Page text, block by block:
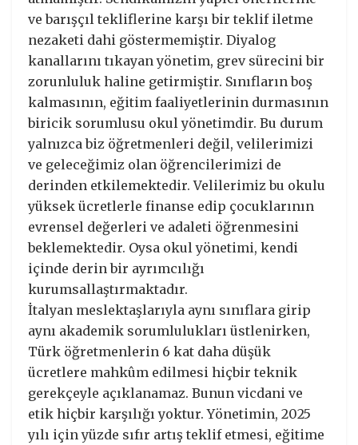
ve barışçıl tekliflerine karşı bir teklif iletme
nezaketi dahi göstermemiştir. Diyalog
kanallarını tıkayan yönetim, grev sürecini bir
zorunluluk haline getirmiştir. Sınıfların boş
kalmasının, eğitim faaliyetlerinin durmasının
biricik sorumlusu okul yönetimdir. Bu durum
yalnızca biz öğretmenleri değil, velilerimizi
ve geleceğimiz olan öğrencilerimizi de
derinden etkilemektedir. Velilerimiz bu okulu
yüksek ücretlerle finanse edip çocuklarının
evrensel değerleri ve adaleti öğrenmesini
beklemektedir. Oysa okul yönetimi, kendi
içinde derin bir ayrımcılığı
kurumsallaştırmaktadır.
İtalyan meslektaşlarıyla aynı sınıflara girip
aynı akademik sorumlulukları üstlenirken,
Türk öğretmenlerin 6 kat daha düşük
ücretlere mahkûm edilmesi hiçbir teknik
gerekçeyle açıklanamaz. Bunun vicdani ve
etik hiçbir karşılığı yoktur. Yönetimin, 2025
yılı için yüzde sıfır artış teklif etmesi, eğitime